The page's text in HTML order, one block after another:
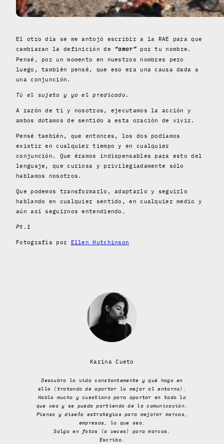
El otro día se me antojó escribir a la RAE para que
cambiaran la definición de “amor”por tu nombre.
Pensé, por un momento en nuestros nombres pero
luego, también pensé, que eso era una causa dada a
una conjunción.
Tú el sujeto y yo el predicado.
A razón de ti y nosotros, ejecutamos la acción y
ambos dotamos de sentido a esta oración de vivir.
Pensé también, que entonces, los dos podíamos
existir en cualquier tiempo y en cualquier
conjunción. Que éramos indispensables para esto del
lenguaje, que curiosa y privilegiadamente sólo
hablamos nosotros.
Que podemos transformarlo, adaptarlo y seguirlo
hablando en cualquier sentido, en cualquier medio y
aún así seguirnos entendiendo…
Pt.1
Fotografía por Ellen Hutchinson
Karina Cueto
Descubro la vida constantemente y qué hago en
ella (tratando de aportar lo mejor al entorno).
Hablo mucho y cuestiono para aportar en todo lo
que vea y se pueda partiendo de la comunicación.
Pienso y diseño estrategias para mejorar marcas,
empresas, lo que sea.
Salgo en fotos (a veces) para marcas.
Escribo.